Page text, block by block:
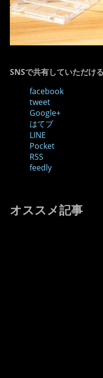
SNSで共有していただけ
facebook
tweet
Google+
はてブ
LINE
Pocket
RSS
feedly
オススメ記事